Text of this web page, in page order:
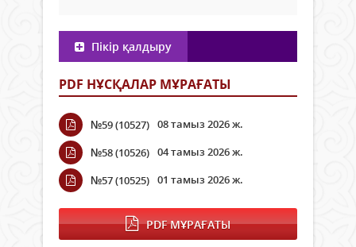
Пікір қалдыру
PDF НҰСҚАЛАР МҰРАҒАТЫ
№59 (10527) 08 тамыз 2026 ж.
№58 (10526) 04 тамыз 2026 ж.
№57 (10525) 01 тамыз 2026 ж.
PDF МҰРАҒАТЫ